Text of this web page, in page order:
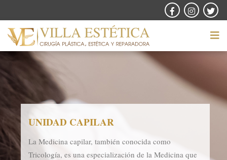
UNIDAD CAPILAR
La Medicina capilar, también conocida como
Tricología, es una especialización de la Medicina que